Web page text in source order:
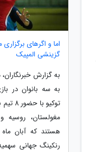
اما و اگرهای
گزینشی المپیک
به گزارش
توکیو
مغولستان، روسیه
هستند که آبان
رنکینگ جهانی